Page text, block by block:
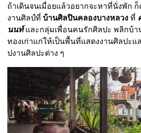
ถ้าเดินจนเมื่อยแล้วอยากจะหาที่นั่งพัก
งานศิลป์ที่ บ้านศิลปินคลองบางหลวง ที่
นนท์และกลุ่มเพื่อนคนรักศิลปะ พลิกบ้า
ทองเก่าแก่ให้เป็นพื้นที่แสดงงานศิลปะแ
ปงานศิลปะต่าง ๆ